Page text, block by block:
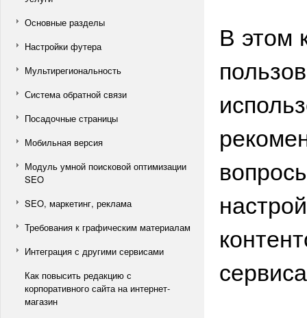
Основные разделы
Настройки футера
Мультирегиональность
Система обратной связи
Посадочные страницы
Мобильная версия
Модуль умной поисковой оптимизации
SEO
SEO, маркетинг, реклама
Требования к графическим материалам
Интеграция с другими сервисами
Как повысить редакцию с
корпоративного сайта на интернет-
магазин
В этом